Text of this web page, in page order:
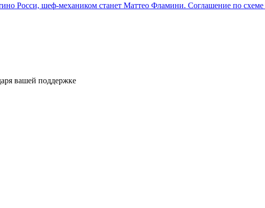
Росси, шеф-механиком станет Маттео Фламини. Соглашение по
вашей поддержке